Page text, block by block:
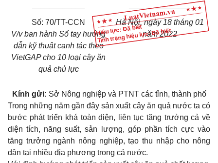
Hiệu lực: Đã biết
Tình trạng hiệu lực: Đã biết
______________
Số: 70/TT-CCN
V/v ban hành Sổ tay hướng
dẫn kỹ thuật canh tác theo
VietGAP cho 10 loại cây ăn
quả chủ lực
Hà Nội, ngày 18 tháng 01
năm 2022
Kính gửi: Sở Nông nghiệp và PTNT các tỉnh, thành phố
Trong những năm gần đây sản xuất cây ăn quả nước ta có
bước phát triển khá toàn diện, liên tục tăng trưởng cả về
diện tích, năng suất, sản lượng, góp phần tích cực vào
tăng trưởng ngành nông nghiệp, tạo thu nhập cho nông
dân tại nhiều địa phương trong cả nước.